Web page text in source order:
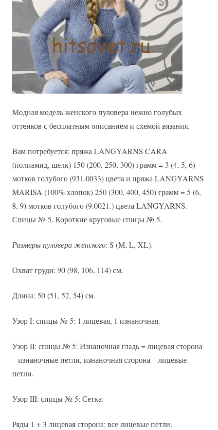
Модная модель женского пуловера нежно голубых
оттенков с бесплатным описанием и схемой вязания.
Вам потребуется: пряжа LANGYARNS CARA
(полиамид, шелк) 150 (200, 250, 300) грамм = 3 (4, 5, 6)
мотков голубого (931.0033) цвета и пряжа LANGYARNS
MARISA (100% хлопок) 250 (300, 400, 450) грамм = 5 (6,
8, 9) мотков голубого (9.0021.) цвета LANGYARNS.
Спицы № 5. Короткие круговые спицы № 5.
Размеры пуловера женского: S (M, L, XL).
Охват груди: 90 (98, 106, 114) см.
Длина: 50 (51, 52, 54) см.
Узор I: спицы № 5: 1 лицевая, 1 изнаночная.
Узор II: спицы № 5: Изнаночная гладь = лицевая сторона
– изнаночные петли, изнаночная сторона – лицевые
петли.
Узор III: спицы № 5: Сетка:
Ряды 1 + 3 лицевая сторона: все лицевые петли.